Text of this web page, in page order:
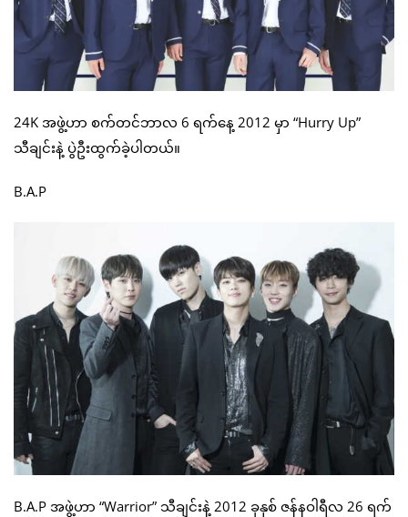
24K အဖွဲ့ဟာ စက်တင်ဘာလ 6 ရက်နေ့ 2012 မှာ “Hurry Up”
သီချင်းနဲ့ ပွဲဦးထွက်ခဲ့ပါတယ်။
B.A.P
B.A.P အဖွဲ့ဟာ “Warrior” သီချင်းနဲ့ 2012 ခုနှစ် ဇန်နဝါရီလ 26 ရက်